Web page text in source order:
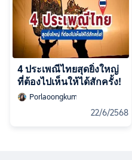
4 ประเพณีไทยสุดยิ่งใหญ่
ที่ต้องไปเห็นให้ได้สักครั้ง!
Porlaoongkum
22/6/2568